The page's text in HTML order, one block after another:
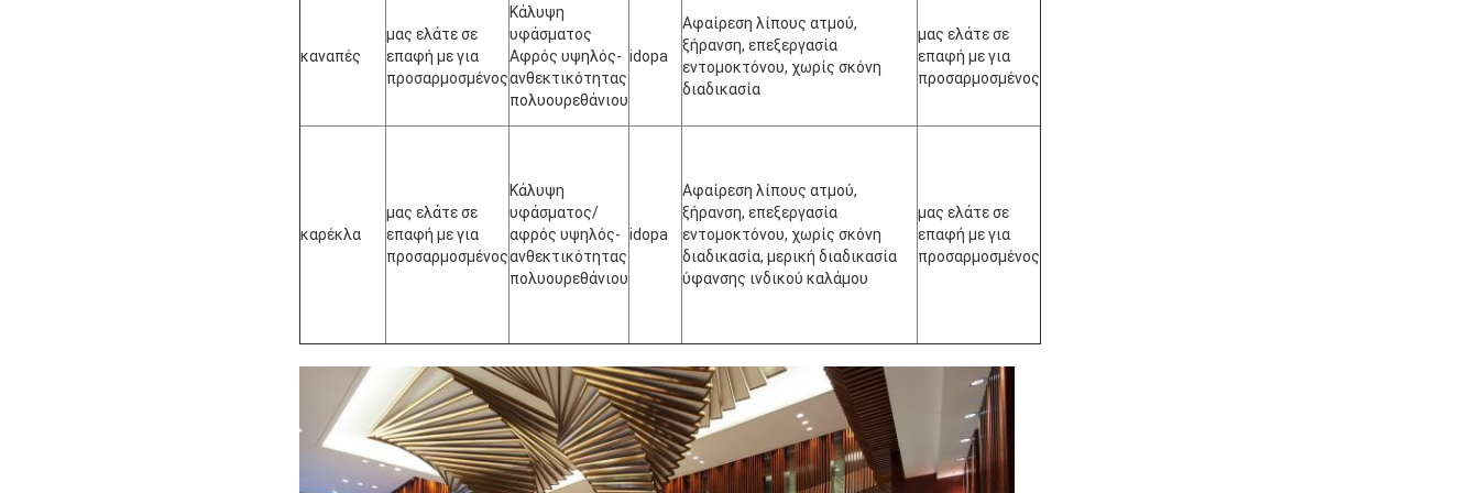
καναπές
μας ελάτε σε
επαφή με για
προσαρμοσμένος
Κάλυψη
υφάσματος
Αφρός υψηλός-
ανθεκτικότητας
πολυουρεθάνιου
idopa
Αφαίρεση λίπους ατμού,
ξήρανση, επεξεργασία
εντομοκτόνου, χωρίς σκόνη
διαδικασία
μας ελάτε σε
επαφή με για
προσαρμοσμένος
καρέκλα
μας ελάτε σε
επαφή με για
προσαρμοσμένος
Κάλυψη
υφάσματος/
αφρός υψηλός-
ανθεκτικότητας
πολυουρεθάνιου
idopa
Αφαίρεση λίπους ατμού,
ξήρανση, επεξεργασία
εντομοκτόνου, χωρίς σκόνη
διαδικασία, μερική διαδικασία
ύφανσης ινδικού καλάμου
μας ελάτε σε
επαφή με για
προσαρμοσμένος